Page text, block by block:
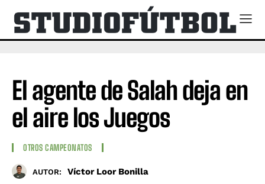
El agente de Salah deja en
el aire los Juegos
OTROS CAMPEONATOS
AUTOR: Víctor Loor Bonilla